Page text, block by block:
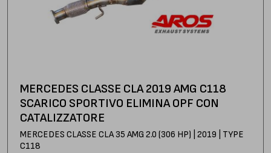
MERCEDES CLASSE CLA 2019 AMG C118
SCARICO SPORTIVO ELIMINA OPF CON
CATALIZZATORE
MERCEDES CLASSE CLA 35 AMG 2.0 (306 HP) | 2019 | TYPE
C118